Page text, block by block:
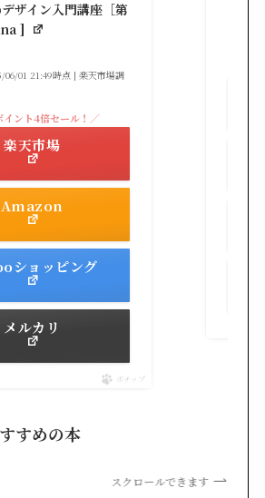
ザイン入門講座［第
]
06/01 21:49時点 | 楽天市場調
Amazon
イント4倍セール！／
楽天市場
ショッピング
メルカリ
ポチップ
すめの本
スクロールできます